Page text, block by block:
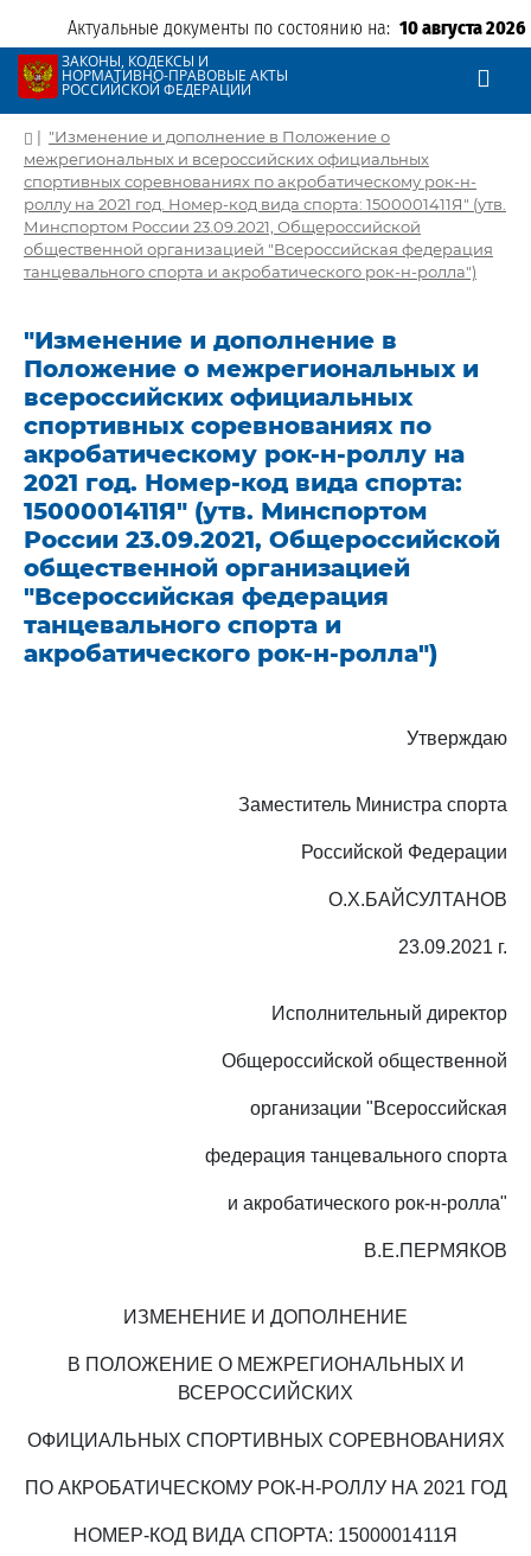
Актуальные документы по состоянию на: 10 августа 2026
ЗАКОНЫ, КОДЕКСЫ И
НОРМАТИВНО-ПРАВОВЫЕ АКТЫ
РОССИЙСКОЙ ФЕДЕРАЦИИ
| "Изменение и дополнение в Положение о
межрегиональных и всероссийских официальных
спортивных соревнованиях по акробатическому рок-н-
роллу на 2021 год. Номер-код вида спорта: 1500001411Я" (утв.
Минспортом России 23.09.2021, Общероссийской
общественной организацией "Всероссийская федерация
танцевального спорта и акробатического рок-н-ролла")
"Изменение и дополнение в
Положение о межрегиональных и
всероссийских официальных
спортивных соревнованиях по
акробатическому рок-н-роллу на
2021 год. Номер-код вида спорта:
1500001411Я" (утв. Минспортом
России 23.09.2021, Общероссийской
общественной организацией
"Всероссийская федерация
танцевального спорта и
акробатического рок-н-ролла")
Утверждаю
Заместитель Министра спорта
Российской Федерации
О.Х.БАЙСУЛТАНОВ
23.09.2021 г.
Исполнительный директор
Общероссийской общественной
организации "Всероссийская
федерация танцевального спорта
и акробатического рок-н-ролла"
В.Е.ПЕРМЯКОВ
ИЗМЕНЕНИЕ И ДОПОЛНЕНИЕ
В ПОЛОЖЕНИЕ О МЕЖРЕГИОНАЛЬНЫХ И
ВСЕРОССИЙСКИХ
ОФИЦИАЛЬНЫХ СПОРТИВНЫХ СОРЕВНОВАНИЯХ
ПО АКРОБАТИЧЕСКОМУ РОК-Н-РОЛЛУ НА 2021 ГОД
НОМЕР-КОД ВИДА СПОРТА: 1500001411Я